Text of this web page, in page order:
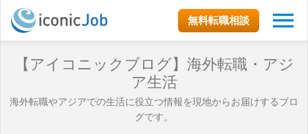
無料転職相談
【アイコニックブログ】海外転職・アジ
ア生活
海外転職やアジアでの生活に役立つ情報を現地からお届けするブロ
グです。